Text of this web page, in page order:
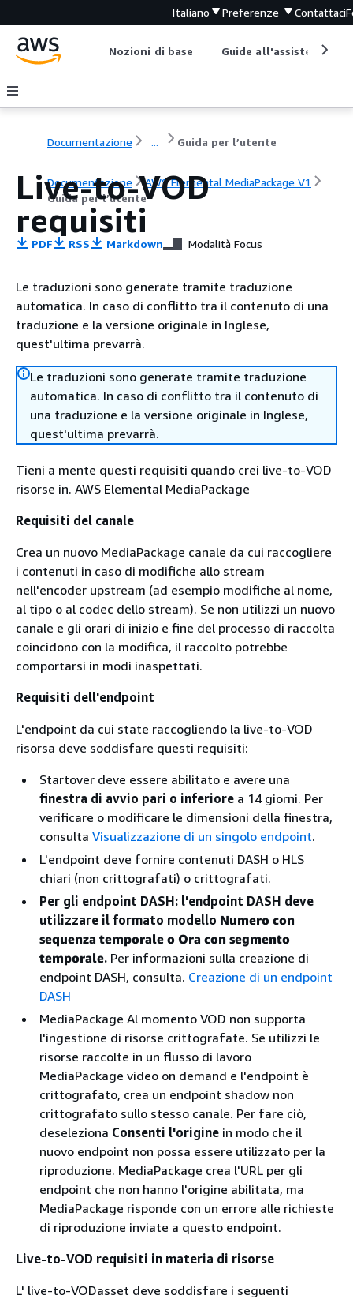
Italiano Preferenze Contattaci
Nozioni di base Guide all'assistenza
Documentazione ... Guida per l’utente
Documentazione
AWS Elemental MediaPackage V1
Guida per l’utente
Live-to-VOD
requisiti
PDF RSS Markdown Modalità Focus
Le traduzioni sono generate tramite traduzione
automatica. In caso di conflitto tra il contenuto di una
traduzione e la versione originale in Inglese,
quest'ultima prevarrà.
Le traduzioni sono generate tramite traduzione
automatica. In caso di conflitto tra il contenuto di
una traduzione e la versione originale in Inglese,
quest'ultima prevarrà.
Tieni a mente questi requisiti quando crei live-to-VOD
risorse in. AWS Elemental MediaPackage
Requisiti del canale
Crea un nuovo MediaPackage canale da cui raccogliere
i contenuti in caso di modifiche allo stream
nell'encoder upstream (ad esempio modifiche al nome,
al tipo o al codec dello stream). Se non utilizzi un nuovo
canale e gli orari di inizio e fine del processo di raccolta
coincidono con la modifica, il raccolto potrebbe
comportarsi in modi inaspettati.
Requisiti dell'endpoint
L'endpoint da cui state raccogliendo la live-to-VOD
risorsa deve soddisfare questi requisiti:
Startover deve essere abilitato e avere una
finestra di avvio pari o inferiore a 14 giorni. Per
verificare o modificare le dimensioni della finestra,
consulta Visualizzazione di un singolo endpoint.
L'endpoint deve fornire contenuti DASH o HLS
chiari (non crittografati) o crittografati.
Per gli endpoint DASH: l'endpoint DASH deve
utilizzare il formato modello Numero con
sequenza temporale o Ora con segmento
temporale. Per informazioni sulla creazione di
endpoint DASH, consulta. Creazione di un endpoint
DASH
MediaPackage Al momento VOD non supporta
l'ingestione di risorse crittografate. Se utilizzi le
risorse raccolte in un flusso di lavoro
MediaPackage video on demand e l'endpoint è
crittografato, crea un endpoint shadow non
crittografato sullo stesso canale. Per fare ciò,
deseleziona Consenti l'origine in modo che il
nuovo endpoint non possa essere utilizzato per la
riproduzione. MediaPackage crea l'URL per gli
endpoint che non hanno l'origine abilitata, ma
MediaPackage risponde con un errore alle richieste
di riproduzione inviate a questo endpoint.
Live-to-VOD requisiti in materia di risorse
L' live-to-VODasset deve soddisfare i seguenti